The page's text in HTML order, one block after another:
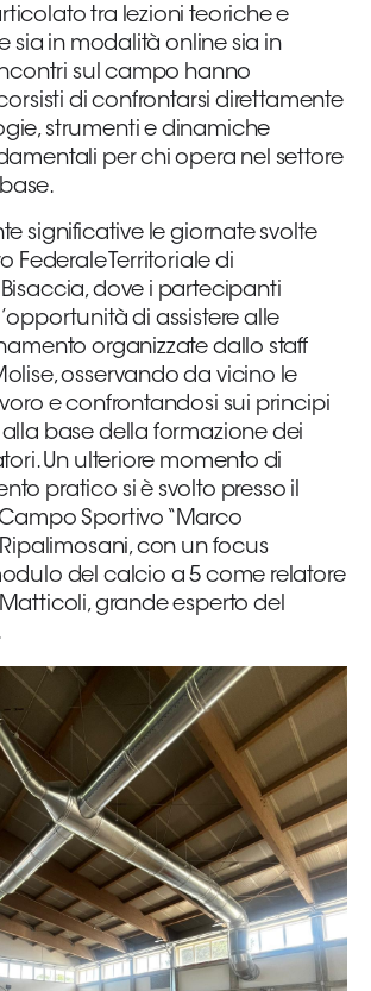
tra lezioni teoriche e
sia in modalità online sia in
sul campo hanno
di confrontarsi direttamente
strumenti e dinamiche
per chi opera nel settore
significative le giornate svolte
Federale Territoriale di
dove i partecipanti
di assistere alle
organizzate dallo staff
osservando da vicino le
e confrontandosi sui principi
base della formazione dei
Un ulteriore momento di
pratico si è svolto presso il
Sportivo “Marco
con un focus
del calcio a 5 come relatore
grande esperto del